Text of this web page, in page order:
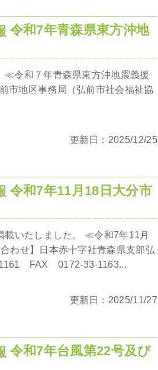
令和7年青森県東方沖地
≪令和７年青森県東方沖地震義援
市地区事務局（弘前市社会福祉協
更新日：2025/12/25
令和7年11月18日大分市
載いたしました。 ≪令和7年11月
わせ】日本赤十字社青森県支部弘
1161 FAX 0172-33-1163...
更新日：2025/11/27
令和7年台風第22号及び